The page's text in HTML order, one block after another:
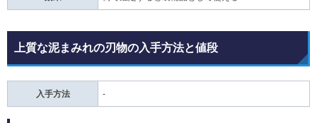
上質な泥まみれの刃物の入手方法と値段
入手方法 -